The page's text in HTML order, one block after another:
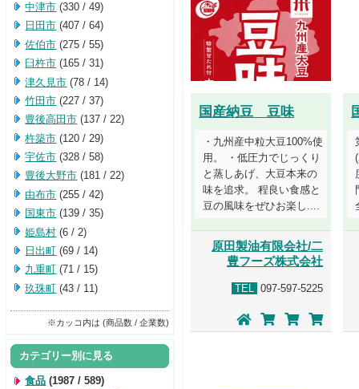
国産納豆 豆味
・九州産中粒大豆100%使
用。 ・低圧力でじっくり
と蒸しあげ、大豆本来の
味を追求。 程良い食感と
豆の風味をぜひお楽し....
原田製油有限会社/二
豊フーズ株式会社
TEL 097-597-5225
中津市 (330 / 49)
日田市 (407 / 64)
佐伯市 (275 / 55)
臼杵市 (165 / 31)
津久見市 (78 / 14)
竹田市 (227 / 37)
豊後高田市 (137 / 22)
杵築市 (120 / 29)
宇佐市 (328 / 58)
豊後大野市 (181 / 22)
由布市 (255 / 42)
国東市 (139 / 35)
姫島村 (6 / 2)
日出町 (69 / 14)
九重町 (71 / 15)
玖珠町 (43 / 11)
※カッコ内は (商品数 / 企業数)
カテゴリー別に見る
食品 (1987 / 589)